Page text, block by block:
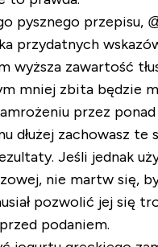
pysznego przepisu,
przydatnych
wyższa zawartość
mniej zbita będzie
przez
dłużej zachowasz te
Jeśli jednak
nie martw się,
pozwolić jej się
podaniem.